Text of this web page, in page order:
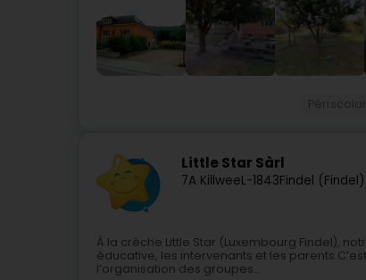
Little Star Sàrl
7A KillweeL-1843Findel (Findel)
À la crèche Little Star (Luxembourg Findel),
éducative, les intervenants et les
l’organisation des groupes...